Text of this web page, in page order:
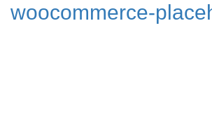
woocommerce-